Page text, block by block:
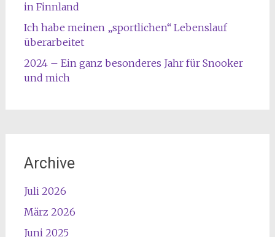
in Finnland
Ich habe meinen „sportlichen“ Lebenslauf
überarbeitet
2024 – Ein ganz besonderes Jahr für Snooker
und mich
Archive
Juli 2026
März 2026
Juni 2025